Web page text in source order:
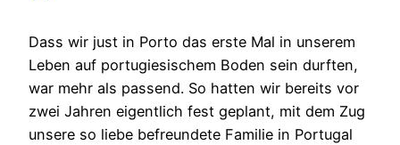
Dass wir just in Porto das erste Mal in unserem
Leben auf portugiesischem Boden sein durften,
war mehr als passend. So hatten wir bereits vor
zwei Jahren eigentlich fest geplant, mit dem Zug
unsere so liebe befreundete Familie in Portugal